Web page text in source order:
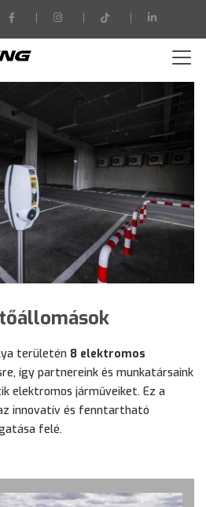
területén 8 elektromos
így partnereink és munkatársaink
elektromos járműveiket. Ez a
innovatív és fenntartható
felé.